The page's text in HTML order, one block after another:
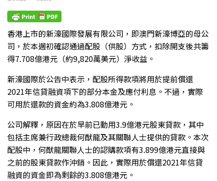
香港上市的新濠國際發展有限公司，即澳門新濠博亞的母公
司，於本週初確認通過配股（供股）方式，扣除開支後共籌
得7.708億港元（約9,820萬美元）淨收益。
新濠國際於公告中表示，配股所得款項將用於提前償還
2021年信貸融資項下的部分本金及應付利息。不過，實際
可用於還款的資金約為3.808億港元。
公司解釋，原因在於早前已動用3.9億港元股東貸款，其中
包括主席兼行政總裁何猷龍及其關聯人士提供的貸款。本次
配股中，何猷龍關聯人士的認購款項有3.899億港元直接與
之前的股東貸款作沖銷。因此，實際用於償還2021年信貸
融資的資金即為剩餘的3.808億港元。